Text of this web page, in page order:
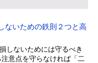
いための鉄則２つと高
しないためには守るべき
意点を守らなければ「二